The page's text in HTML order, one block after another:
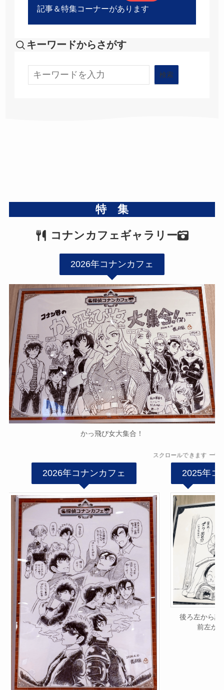
記事＆特集コーナーがあります
キーワードからさがす
検索 検索
特 集
コナンカフェギャラリー
2026年コナンカフェ
かっ飛び女大集合！
スクロールできます
2026年コナンカフェ 2025年コ
後ろ左から諸
前左か